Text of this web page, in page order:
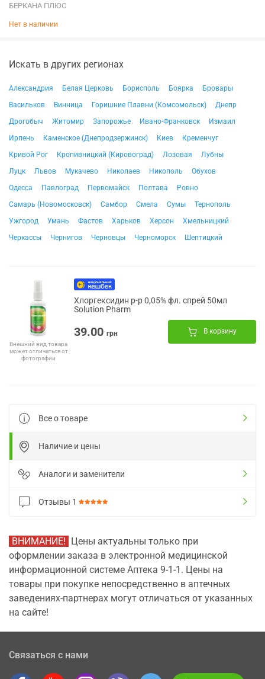
БЕРКАНА ПЛЮС
Нет в наличии
Искать в других регионах
Александрия Белая Церковь Борисполь Боярка
Бровары
Васильков
Винница Горишние Плавни (Комсомольск)
Днепр
Дрогобыч
Житомир Запорожье Ивано-Франковск
Измаил
Ирпень
Каменское (Днепродзержинск) Киев
Кременчуг
Кривой Рог
Кропивницкий (Кировоград) Лозовая
Лубны
Луцк
Львов Мукачево Николаев Никополь
Обухов
Одесса
Павлоград Первомайск Полтава
Ровно
Самарь (Новомосковск)
Самбор Смела Сумы
Тернополь
Ужгород
Умань Фастов Харьков Херсон
Хмельницкий
Черкассы
Чернигов Черновцы Черноморск Шептицкий
Внешний вид товара
может отличаться от
фотографии
Хлоргексидин р-р 0,05% фл. спрей 50мл
Solution Pharm
39.00 грн В корзину
Все о товаре
Наличие и цены
Аналоги и заменители
Отзывы 1
ВНИМАНИЕ! Цены актуальны только при
оформлении заказа в электронной медицинской
информационной системе Аптека 9-1-1. Цены на
товары при покупке непосредственно в аптечных
заведениях-партнерах могут отличаться от указанных
на сайте!
Связаться с нами